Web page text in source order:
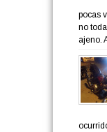
pocas
no
ajeno.